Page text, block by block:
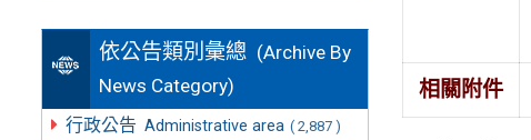
依公告類別彙總 (Archive By
News Category)
行政公告 Administrative area ( 2,887 )
相關附件